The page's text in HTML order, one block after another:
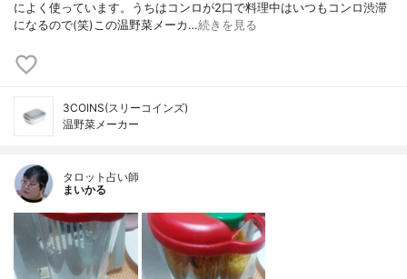
によく使っています。うちはコンロが2口で料理中はいつもコンロ渋滞
になるので(笑)この温野菜メーカ…続きを見る
3COINS(スリーコインズ)
温野菜メーカー
タロット占い師
まいかる